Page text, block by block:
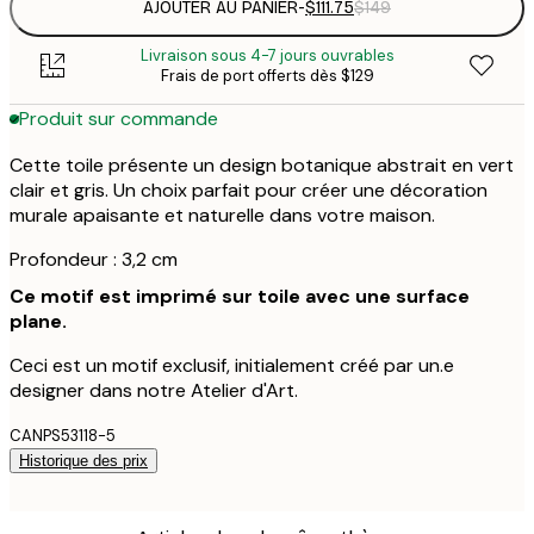
AJOUTER AU PANIER-$111.75$149
Livraison sous 4-7 jours ouvrables
Frais de port offerts dès $129
Produit sur commande
Cette toile présente un design botanique abstrait en vert
clair et gris. Un choix parfait pour créer une décoration
murale apaisante et naturelle dans votre maison.
Profondeur : 3,2 cm
Ce motif est imprimé sur toile avec une surface
plane.
Ceci est un motif exclusif, initialement créé par un.e
designer dans notre Atelier d'Art.
CANPS53118-5
Historique des prix